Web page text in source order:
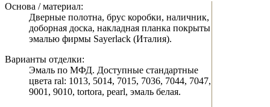
Основа / материал:
Дверные полотна, брус коробки, наличник,
доборная доска, накладная планка покрыты
эмалью фирмы Sayerlack (Италия).
Варианты отделки:
Эмаль по МФД. Доступные стандартные
цвета ral: 1013, 5014, 7015, 7036, 7044, 7047,
9001, 9010, tortora, pearl, эмаль белая.